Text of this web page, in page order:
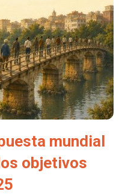
mundial
objetivos